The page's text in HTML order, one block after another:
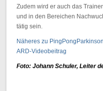
Zudem wird er auch das
und in den Bereichen
tätig sein.
Näheres zu PingPongParkinson
ARD-Videobeitrag
Foto: Johann Schuler, Leiter